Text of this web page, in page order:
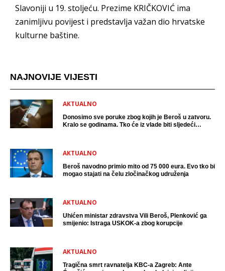
Slavoniji u 19. stoljeću. Prezime KRIČKOVIĆ ima
zanimljivu povijest i predstavlja važan dio hrvatske
kulturne baštine.
NAJNOVIJE VIJESTI
AKTUALNO
Donosimo sve poruke zbog kojih je Beroš u zatvoru.
Kralo se godinama. Tko će iz vlade biti sljedeći
AKTUALNO
Beroš navodno primio mito od 75 000 eura. Evo tko bi
mogao stajati na čelu zločinačkog udruženja
AKTUALNO
Uhićen ministar zdravstva Vili Beroš, Plenković ga
smijenio: Istraga USKOK-a zbog korupcije
AKTUALNO
Tragična smrt ravnatelja KBC-a Zagreb: Ante